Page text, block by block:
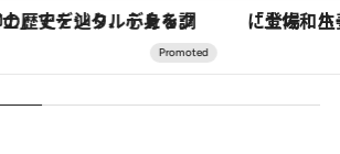
「土佐和ハーブかき氷」がOMO7高知に登場！生姜、山椒、大葉など目にも舌にも涼を呼ぶ郷土の味 【銀座で出合う最旬美容】美髪ケアや上質